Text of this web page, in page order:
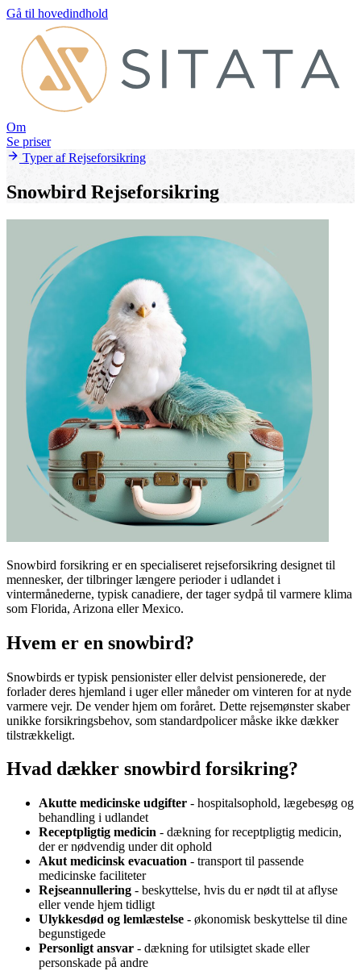
Gå til hovedindhold
Om
Se priser
Typer af Rejseforsikring
Snowbird Rejseforsikring
Snowbird forsikring er en specialiseret rejseforsikring designet til
mennesker, der tilbringer længere perioder i udlandet i
vintermånederne, typisk canadiere, der tager sydpå til varmere klima
som Florida, Arizona eller Mexico.
Hvem er en snowbird?
Snowbirds er typisk pensionister eller delvist pensionerede, der
forlader deres hjemland i uger eller måneder om vinteren for at nyde
varmere vejr. De vender hjem om foråret. Dette rejsemønster skaber
unikke forsikringsbehov, som standardpolicer måske ikke dækker
tilstrækkeligt.
Hvad dækker snowbird forsikring?
Akutte medicinske udgifter - hospitalsophold, lægebesøg og
behandling i udlandet
Receptpligtig medicin - dækning for receptpligtig medicin,
der er nødvendig under dit ophold
Akut medicinsk evacuation - transport til passende
medicinske faciliteter
Rejseannullering - beskyttelse, hvis du er nødt til at aflyse
eller vende hjem tidligt
Ulykkesdød og lemlæstelse - økonomisk beskyttelse til dine
begunstigede
Personligt ansvar - dækning for utilsigtet skade eller
personskade på andre